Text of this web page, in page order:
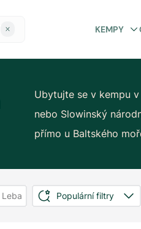
KEMPY
Ubytujte se v kempu
nebo Slowinský
přímo u Baltského
Leba Populární filtry